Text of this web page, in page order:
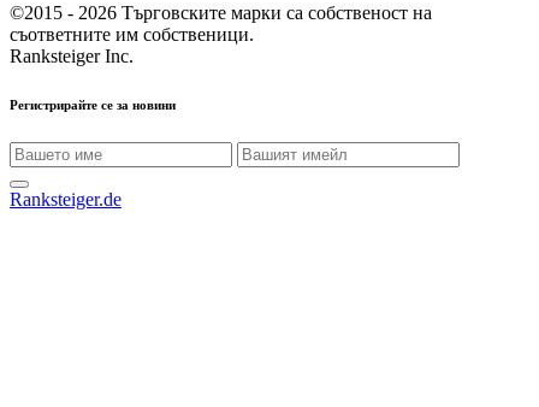
©2015 - 2026 Търговските марки са собственост на
съответните им собственици.
Ranksteiger Inc.
Регистрирайте се за новини
Ranksteiger.de